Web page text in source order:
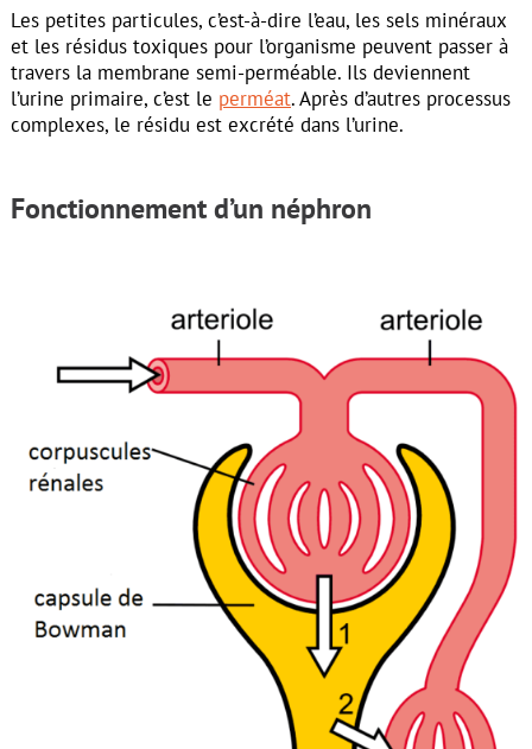
Les petites particules, c’est-à-dire l’eau, les sels minéraux
et les résidus toxiques pour l’organisme peuvent passer à
travers la membrane semi-perméable. Ils deviennent
l’urine primaire, c’est le perméat. Après d’autres processus
complexes, le résidu est excrété dans l’urine.
Fonctionnement d’un néphron